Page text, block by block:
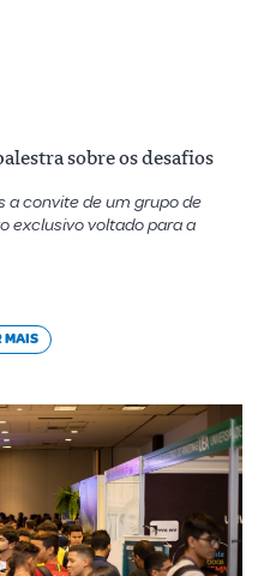
sobre os desafios
a convite de um grupo de
exclusivo voltado para a
MAIS